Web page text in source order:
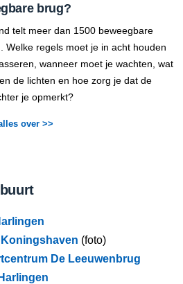
brug?
telt meer dan 1500 beweegbare
Welke regels moet je in acht houden
wanneer moet je wachten, wat
de lichten en hoe zorg je dat de
je opmerkt?
over >>
(foto)
De Leeuwenbrug